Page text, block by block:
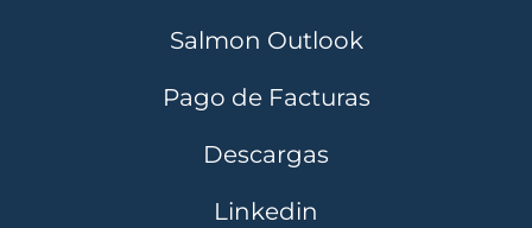
Salmon Outlook
Pago de Facturas
Descargas
Linkedin